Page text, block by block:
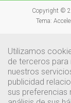
Copyright ©
Tema:
Utilizamos
de terceros para
nuestros
publicidad
sus preferencias